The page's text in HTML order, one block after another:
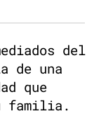
del
de una
que
familia.